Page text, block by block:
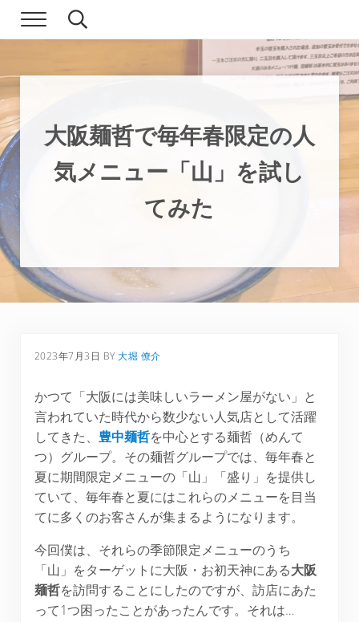
Skip to main content
Skip to header right navigation
Skip to site footer
現実逃避.com
食べ歩き、一人旅…そして時々家族旅行
Menu Search...
大阪麺哲で毎年春限定の人
気メニュー「山」を試し
てみた
2023年7月3日 BY大堀 僚介
かつて「大阪には美味しいラーメン屋がない」と
言われていた時代から数少ない人気店として活躍
してきた、 豊中麺哲を中心とする麺哲（めんて
つ）グループ。その麺哲グループでは、毎年春と
夏に期間限定メニューの「山」「盛り」を提供し
ていて、毎年春と夏にはこれらのメニューを目当
てに多くのお客さんが集まるようになります。
今回僕は、それらの季節限定メニューのうち
「山」をターゲットに大阪・お初天神にある大阪
麺哲を訪問することにしたのですが、訪店にあた
って1つ困ったことがあったんです。それは…